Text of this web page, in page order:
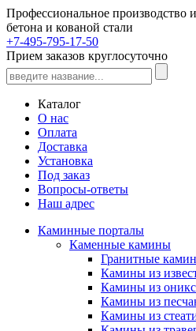
Профессиональное производство
бетона и кованой стали
+7-495-795-17-50
Прием заказов круглосуточно
Каталог
О нас
Оплата
Доставка
Установка
Под заказ
Вопросы-ответы
Наш адрес
Каминные порталы
Каменные камины
Гранитные
Камины из
Камины из
Камины из
Камины из